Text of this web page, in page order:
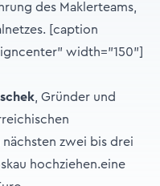
des Maklerteams,
[caption
width="150"]
, Gründer und
zwei bis drei
hochziehen.eine